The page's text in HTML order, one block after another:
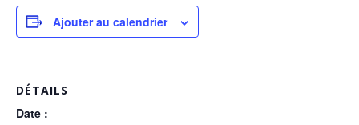
Ajouter au calendrier
DÉTAILS
Date :